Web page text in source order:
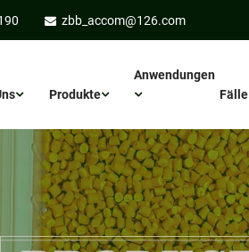
zbb_accom@126.com
Produkte
Anwendungen
Fälle